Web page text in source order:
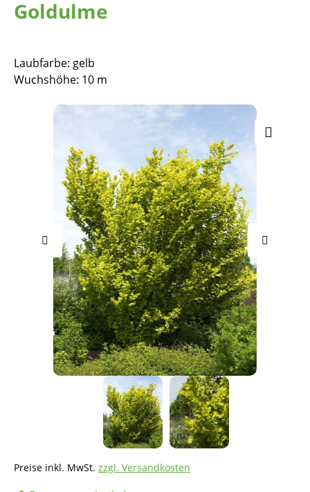
Goldulme
Laubfarbe: gelb
Wuchshöhe: 10 m
Preise inkl. MwSt. zzgl. Versandkosten